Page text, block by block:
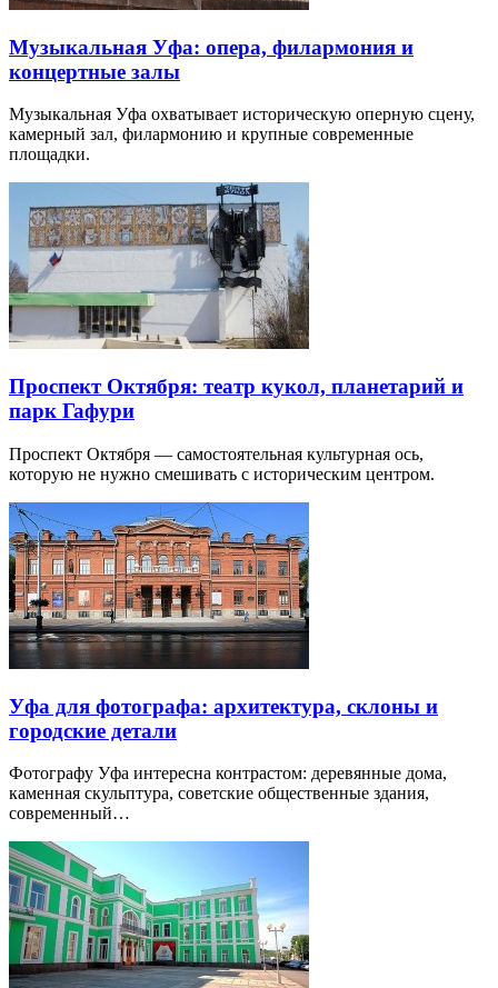
Музыкальная Уфа: опера, филармония и
концертные залы
Музыкальная Уфа охватывает историческую оперную сцену,
камерный зал, филармонию и крупные современные
площадки.
Проспект Октября: театр кукол, планетарий и
парк Гафури
Проспект Октября — самостоятельная культурная ось,
которую не нужно смешивать с историческим центром.
Уфа для фотографа: архитектура, склоны и
городские детали
Фотографу Уфа интересна контрастом: деревянные дома,
каменная скульптура, советские общественные здания,
современный…